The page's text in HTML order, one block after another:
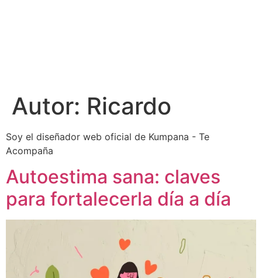
Autor: Ricardo
Soy el diseñador web oficial de Kumpana - Te
Acompaña
Autoestima sana: claves
para fortalecerla día a día